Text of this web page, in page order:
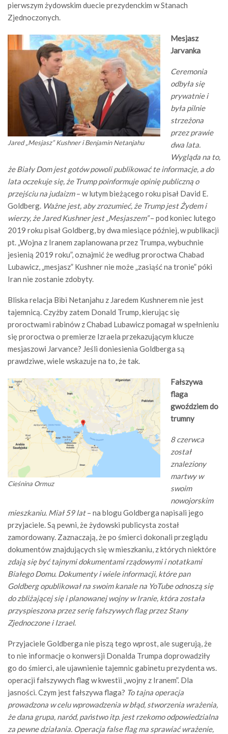
pierwszym żydowskim duecie prezydenckim w Stanach
Zjednoczonych.
Jared „Mesjasz” Kushner i Benjamin Netanjahu
Mesjasz
Jarvanka
Ceremonia
odbyła się
prywatnie i
była pilnie
strzeżona
przez prawie
dwa lata.
Wygląda na to,
że Biały Dom jest gotów powoli publikować te informacje, a do
lata oczekuje się, że Trump poinformuje opinię publiczną o
przejściu na judaizm– w lutym bieżącego roku pisał David E.
Goldberg. Ważne jest, aby zrozumieć, że Trump jest Żydem i
wierzy, że Jared Kushner jest „Mesjaszem”– pod koniec lutego
2019 roku pisał Goldberg, by dwa miesiące później, w publikacji
pt. „Wojna z Iranem zaplanowana przez Trumpa, wybuchnie
jesienią 2019 roku”, oznajmić że według proroctwa Chabad
Lubawicz, „mesjasz” Kushner nie może „zasiąść na tronie” póki
Iran nie zostanie zdobyty.
Bliska relacja Bibi Netanjahu z Jaredem Kushnerem nie jest
tajemnicą. Czyżby zatem Donald Trump, kierując się
proroctwami rabinów z Chabad Lubawicz pomagał w spełnieniu
się proroctwa o premierze Izraela przekazującym klucze
mesjaszowi Jarvance? Jeśli doniesienia Goldberga są
prawdziwe, wiele wskazuje na to, że tak.
Cieśnina Ormuz
Fałszywa
flaga
gwoździem do
trumny
8 czerwca
został
znaleziony
martwy w
swoim
nowojorskim
mieszkaniu. Miał 59 lat– na blogu Goldberga napisali jego
przyjaciele. Są pewni, że żydowski publicysta został
zamordowany. Zaznaczają, że po śmierci dokonali przeglądu
dokumentów znajdujących się w mieszkaniu, z których niektóre
zdają się być tajnymi dokumentami rządowymi i notatkami
Białego Domu. Dokumenty i wiele informacji, które pan
Goldberg opublikował na swoim kanale na YoTube odnoszą się
do zbliżającej się i planowanej wojny w Iranie, która została
przyspieszona przez serię fałszywych flag przez Stany
Zjednoczone i Izrael.
Przyjaciele Goldberga nie piszą tego wprost, ale sugerują, że
to nie informacje o konwersji Donalda Trumpa doprowadziły
go do śmierci, ale ujawnienie tajemnic gabinetu prezydenta ws.
operacji fałszywych flag w kwestii „wojny z Iranem”. Dla
jasności. Czym jest fałszywa flaga? To tajna operacja
prowadzona w celu wprowadzenia w błąd, stworzenia wrażenia,
że dana grupa, naród, państwo itp. jest rzekomo odpowiedzialna
za pewne działania. Operacja false flag ma sprawiać wrażenie,